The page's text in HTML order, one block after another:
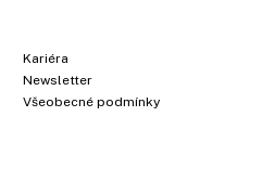
Kariéra
Newsletter
Všeobecné podmínky